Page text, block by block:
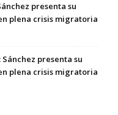
presenta su
plena crisis migratoria
presenta su
plena crisis migratoria